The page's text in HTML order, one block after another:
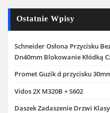
Ostatnie Wpisy
Schneider Osłona Przycisku
Dn40mm Blokowanie Kłódką
Promet Guzik d przycisku
Vidos 2X M320B + S602
Daszek Zadaszenie Drzwi